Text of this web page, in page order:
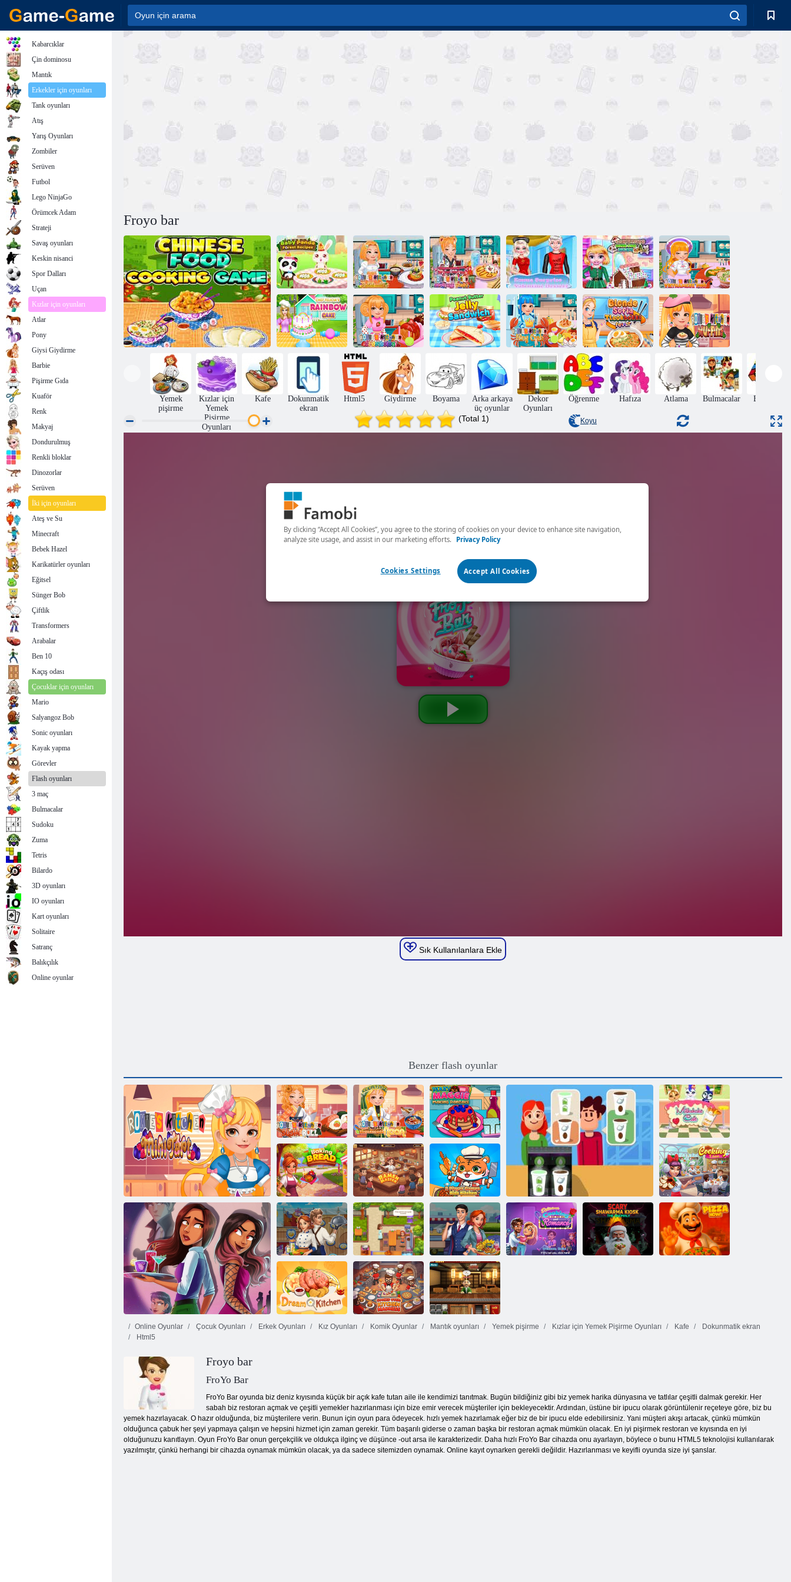
Froyo bar
Bebek Panda
Ormanı Tarifleri
Roxie'nin
Mutfağı:
Ratatouille
Roxie'nin
Mutfağı: Japon
Körisi
Emma Sürpriz
Sevgililer Günü
Tatlısı
Noel Evi Pastası
Tarifi
Roxie'nin
Mutfağı:
Vietnamca Pho
Şef Felicia'nın
Gökkuşağı
Pastası
Roxie'nin
Mutfağı:
Cromboloni
Fıstık Ezmeli
Jöleli Sandviç
Roxie'nin
Mutfağı: Kral
Yengeç
Sarışın Sofia
Tteokbokki
Ateşi
Roxie'nin
Mutfak Kekleri
Yemek
pişirme
Kızlar için
Yemek
Pişirme
Oyunları
Kafe
Dokunmatik
ekran
Html5 Giydirme Boyama
Arka arkaya
üç oyunlar
Dekor
Oyunları
Öğrenme Hafıza Atlama Bulmacalar Bulmaca
(Total 1) Koyu
Sık Kullanılanlara Ekle
Benzer flash oyunlar
Roxie'nin Mutfağında Mini Tart
Roxie'nin
Mutfağı Suşi
Rulosu
Roxie'nin
Mutfağı Ev
Yapımı Naan
Günlük Maggie
Gözleme Yapımı
Milkshake Cafe
Ekmek Pişirme Ramen Ustası
Gizli Gizli Yönetim
2 Kişilik
Oyunlar Çocuk
Mutfağı
Aşk Pişirme
Claires Cafe
Deniz Macerası
Claires Cafe
Lezzetli Mutfağı
Claire'in Cruisin
Cafe Fest
Çılgınlığı
Online Oyunlar Çocuk Oyunları Erkek Oyunları Kız Oyunları Komik Oyunlar Mantık oyunları Yemek pişirme Kızlar için Yemek Pişirme Oyunları Kafe
Dokunmatik ekran
Html5
Froyo bar
FroYo Bar
FroYo Bar oyunda biz deniz kıyısında küçük bir açık kafe tutan aile ile kendimizi tanıtmak. Bugün bildiğiniz gibi biz yemek harika dünyasına ve tatlılar çeşitli dalmak gerekir. Her
sabah biz restoran açmak ve çeşitli yemekler hazırlanması için bize emir verecek müşteriler için bekleyecektir. Ardından, üstüne bir ipucu olarak görüntülenir reçeteye göre, biz bu
yemek hazırlayacak. O hazır olduğunda, biz müşterilere verin. Bunun için oyun para ödeyecek. hızlı yemek hazırlamak eğer biz de bir ipucu elde edebilirsiniz. Yani müşteri akışı artacak, çünkü mümkün
olduğunca çabuk her şeyi yapmaya çalışın ve hepsini hizmet için zaman gerekir. Tüm başarılı giderse o zaman başka bir restoran açmak mümkün olacak. En iyi pişirmek restoran ve kıyısında en iyi
olduğunuzu kanıtlayın. Oyun FroYo Bar onun gerçekçilik ve oldukça ilginç ve düşünce -out arsa ile karakterizedir. Daha hızlı FroYo Bar cihazda onu ayarlayın, böylece o bunu HTML5 teknolojisi kullanılarak
yazılmıştır, çünkü herhangi bir cihazda oynamak mümkün olacak, ya da sadece sitemizden oynamak. Online kayıt oynarken gerekli değildir. Hazırlanması ve keyifli oyunda size iyi şanslar.
Kabarcıklar
Çin dominosu
Mantık
Erkekler için oyunları
Tank oyunları
Atış
Yarış Oyunları
Zombiler
Serüven
Futbol
Lego NinjaGo
Örümcek Adam
Strateji
Savaş oyunları
Keskin nisanci
Spor Dalları
Uçan
Kızlar için oyunları
Atlar
Pony
Giysi Giydirme
Barbie
Pişirme Gıda
Kuaför
Renk
Makyaj
Dondurulmuş
Renkli bloklar
Dinozorlar
Serüven
İki için oyunları
Ateş ve Su
Minecraft
Bebek Hazel
Karikatürler oyunları
Eğitsel
Sünger Bob
Çiftlik
Transformers
Arabalar
Ben 10
Kaçış odası
Çocuklar için oyunları
Mario
Salyangoz Bob
Sonic oyunları
Kayak yapma
Görevler
Flash oyunları
3 maç
Bulmacalar
Sudoku
Zuma
Tetris
Bilardo
3D oyunları
IO oyunları
Kart oyunları
Solitaire
Satranç
Balıkçılık
Online oyunlar